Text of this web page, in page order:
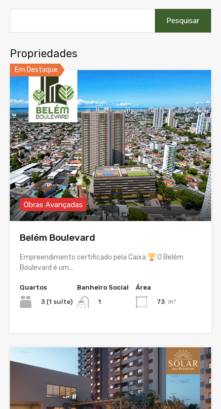
por:
Propriedades
Em Destaque
Obras Avançadas
Belém Boulevard
Empreendimento certificado pela Caixa
O Belém
Boulevard é um…
Quartos
3 (1 suíte)
Banheiro Social
1
Área
73 m²